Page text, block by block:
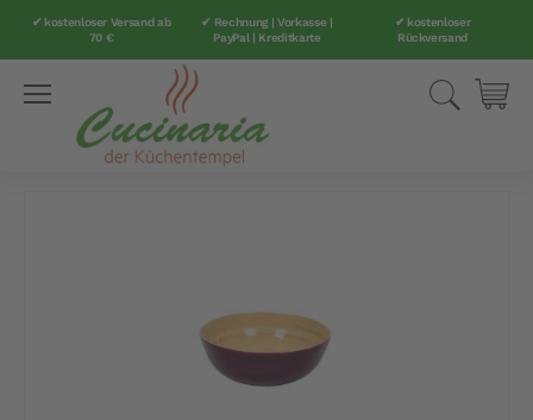
✔ kostenloser Versand ab
70 €
✔ Rechnung | Vorkasse |
PayPal | Kreditkarte
✔ kostenloser
Rückversand
Suche